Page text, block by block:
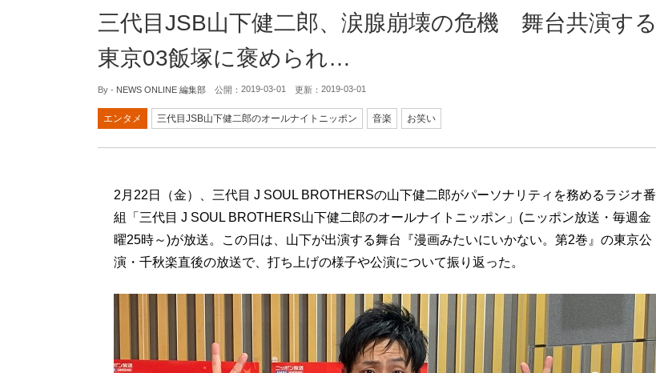
三代目JSB山下健二郎、涙腺崩壊の危機 舞台共演する
東京03飯塚に褒められ…
By - NEWS ONLINE 編集部 公開： 2019-03-01 更新： 2019-03-01
エンタメ 三代目JSB山下健二郎のオールナイトニッポン 音楽 お笑い
2月22日（金）、三代目 J SOUL BROTHERSの山下健二郎がパーソナリティを務めるラジオ番
組「三代目 J SOUL BROTHERS山下健二郎のオールナイトニッポン」(ニッポン放送・毎週金
曜25時～)が放送。この日は、山下が出演する舞台『漫画みたいにいかない。第2巻』の東京公
演・千秋楽直後の放送で、打ち上げの様子や公演について振り返った。